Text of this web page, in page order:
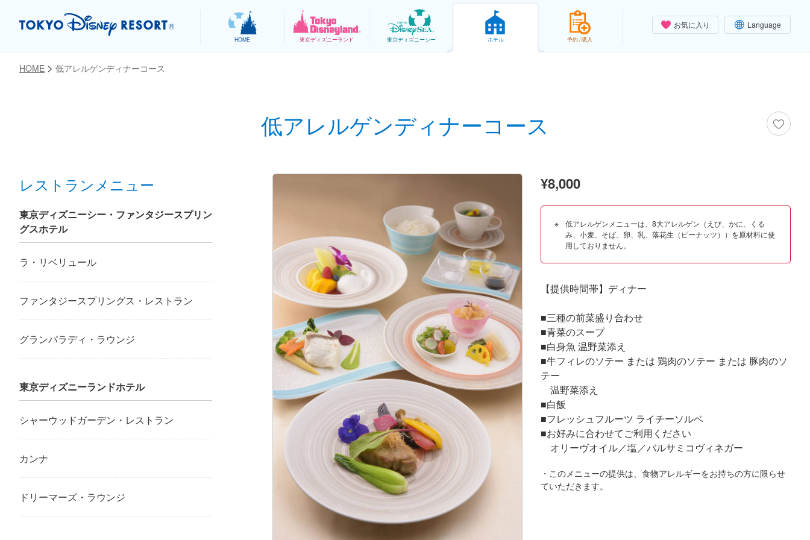
お気に入り Language
HOME 東京ディズニーランド 東京ディズニーシー ホテル 予約 / 購入
HOME 低アレルゲンディナーコース
低アレルゲンディナーコース
¥8,000
低アレルゲンメニューは、8大アレルゲン（えび、かに、くる
み、小麦、そば、卵、乳、落花生（ピーナッツ））を原材料に使
用しておりません。
【提供時間帯】ディナー
■三種の前菜盛り合わせ
■青菜のスープ
■白身魚 温野菜添え
■牛フィレのソテー または 鶏肉のソテー または 豚肉のソ
テー
温野菜添え
■白飯
■フレッシュフルーツ ライチーソルベ
■お好みに合わせてご利用ください
オリーヴオイル／塩／バルサミコヴィネガー
・このメニューの提供は、食物アレルギーをお持ちの方に限らせ
ていただきます。
レストランメニュー
東京ディズニーシー・ファンタジースプリン
グスホテル
ラ・リベリュール
ファンタジースプリングス・レストラン
グランパラディ・ラウンジ
東京ディズニーランドホテル
シャーウッドガーデン・レストラン
カンナ
ドリーマーズ・ラウンジ